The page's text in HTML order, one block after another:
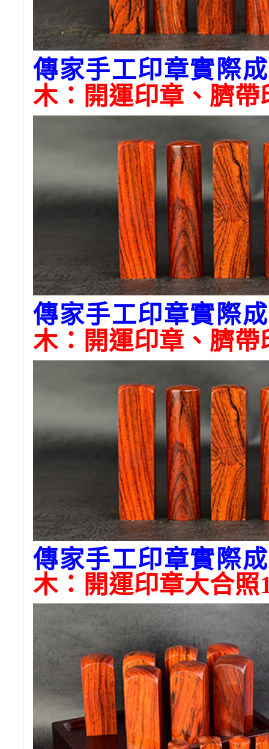
傳家手工印章實際
木 ：開運印章、臍帶
傳家手工印章實際
木 ：開運印章、臍帶
傳家手工印章實際
木 ：開運印章大合照